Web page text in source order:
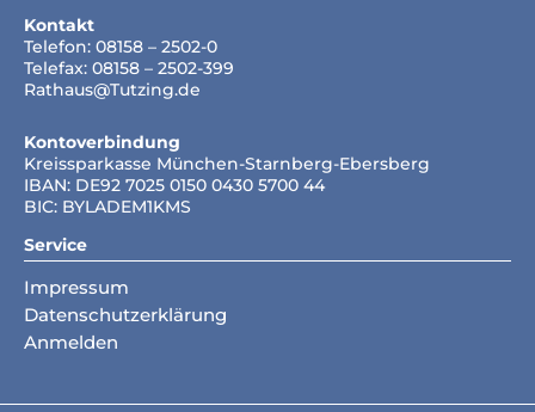
Kontakt
Telefon: 08158 – 2502-0
Telefax: 08158 – 2502-399
Rathaus@Tutzing.de
Kontoverbindung
Kreissparkasse München-Starnberg-Ebersberg
IBAN: DE92 7025 0150 0430 5700 44
BIC: BYLADEM1KMS
Service
Impressum
Datenschutzerklärung
Anmelden